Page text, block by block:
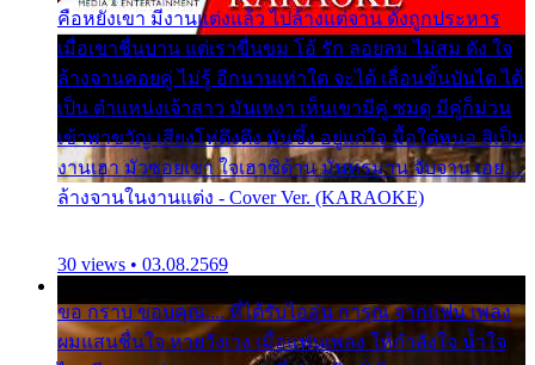
คือหยังเขา มีงานแต่งแล้ว ไปล้างแต่จาน ดั่งถูกประหาร
เมื่อเขาชื่นบาน แต่เราขื่นขม โอ้ รัก ลอยลม ไม่สม ดัง ใจ
ล้างจานคอยคู่ ไม่รู้ อีกนานเท่าใด จะได้ เลื่อนขั้นบันได ได้
เป็น ตำแหน่งเจ้าสาว มันเหงา เห็นเขามีคู่ ซมดู มีคู่ก็ม่วน
เข้าพาขวัญ เสียงโห่ตึงตึง มันซึ้ง อยู่แก่ใจ มื้อใด๋หนอ สิเป็น
งานเฮา มัวซอยเขา ใจเฮาซิด้าน มันทรมาน จับจาน เอย…
ล้างจานในงานแต่ง - Cover Ver. (KARAOKE)
30 views • 03.08.2569
ขอ กราบ ขอบคุณ.... ที่ได้รับไออุ่น การุณ จากแฟน เพลง
ผมแสนชื่นใจ หายวังเวง เมื่อแฟนเพลง ให้กำลังใจ น้ำใจ